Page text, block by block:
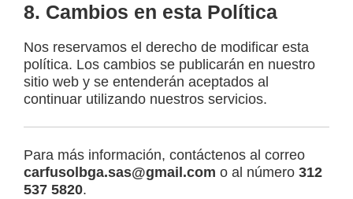
8. Cambios en esta Política
Nos reservamos el derecho de modificar esta
política. Los cambios se publicarán en nuestro
sitio web y se entenderán aceptados al
continuar utilizando nuestros servicios.
Para más información, contáctenos al correo
carfusolbga.sas@gmail.com o al número 312
537 5820.